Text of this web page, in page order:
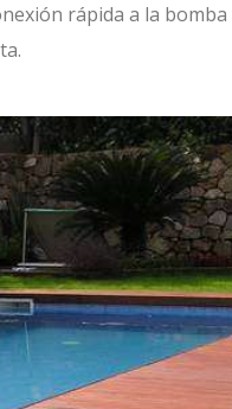
rápida a la